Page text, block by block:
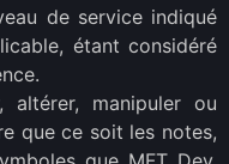
de service indiqué
étant considéré
altérer, manipuler ou
que ce soit les notes,